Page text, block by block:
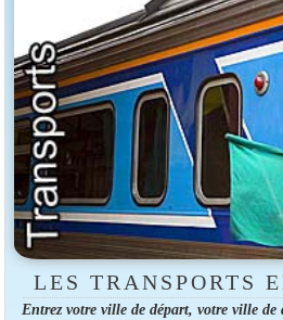
LES TRANSPORTS
Entrez votre ville de départ, votre ville